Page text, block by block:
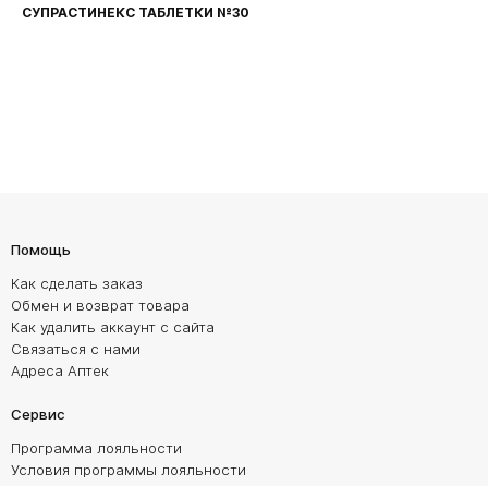
ФАРИНГОСЕПТ ТАБЛЕТКИ №20
Помощь
Как сделать заказ
Обмен и возврат товара
Как удалить аккаунт с сайта
Связаться с нами
Адреса Аптек
Сервис
Программа лояльности
Условия программы лояльности